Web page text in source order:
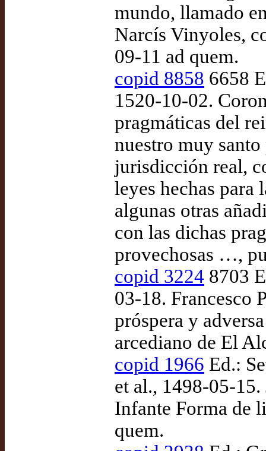
mundo, llamado
Narcís Vinyoles,
09-11 ad quem.
copid 8858 6658
1520-10-02.
pragmáticas del
nuestro muy
jurisdicción real,
leyes hechas para
algunas otras
con las dichas
provechosas …,
copid 3224 8703
03-18. Francesco
próspera y
arcediano de El
copid 1966 Ed.:
et al., 1498-05-
Infante Forma de
quem.